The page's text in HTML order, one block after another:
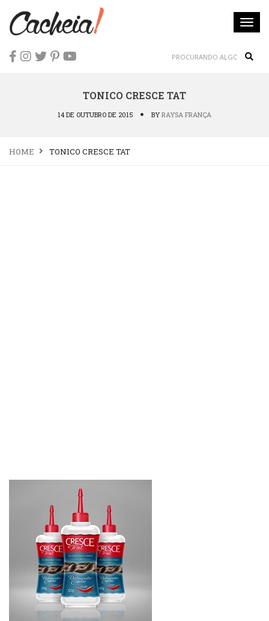
TONICO CRESCE TAT
14 DE OUTUBRO DE 2015 BY RAYSA FRANÇA
HOME TONICO CRESCE TAT